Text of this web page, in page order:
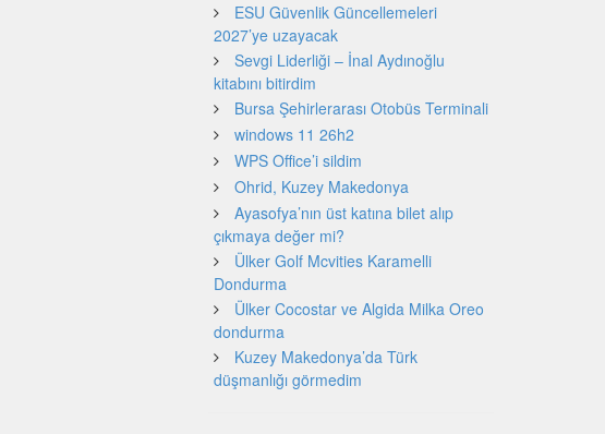
ESU Güvenlik Güncellemeleri
2027’ye uzayacak
Sevgi Liderliği – İnal Aydınoğlu
kitabını bitirdim
Bursa Şehirlerarası Otobüs Terminali
windows 11 26h2
WPS Office’i sildim
Ohrid, Kuzey Makedonya
Ayasofya’nın üst katına bilet alıp
çıkmaya değer mi?
Ülker Golf Mcvities Karamelli
Dondurma
Ülker Cocostar ve Algida Milka Oreo
dondurma
Kuzey Makedonya’da Türk
düşmanlığı görmedim